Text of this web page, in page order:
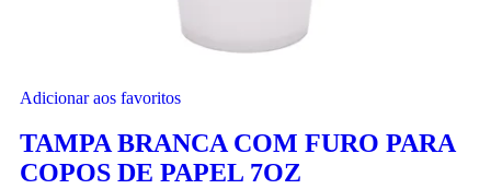
Adicionar aos favoritos
TAMPA BRANCA COM FURO PARA
COPOS DE PAPEL 7OZ